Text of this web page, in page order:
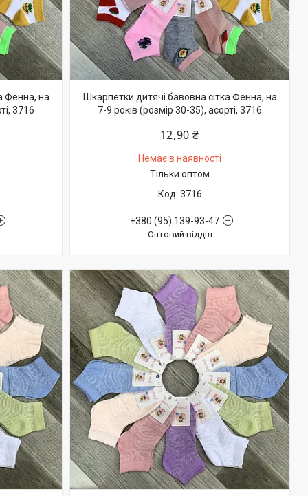
Фенна, на
3716
Шкарпетки дитячі бавовна сітка Фенна, на
7-9 років (розмір 30-35), асорті, 3716
12,90 ₴
Немає в наявності
Тільки оптом
3716
+380 (95) 139-93-47
Оптовий відділ